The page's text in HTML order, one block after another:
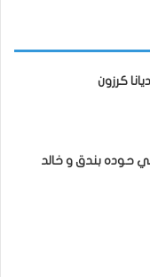
كرزون
حوده بندق و خالد